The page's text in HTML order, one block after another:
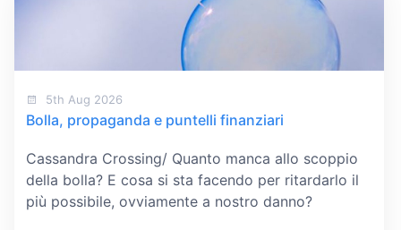
5th Aug 2026
Bolla, propaganda e puntelli finanziari
Cassandra Crossing/ Quanto manca allo scoppio
della bolla? E cosa si sta facendo per ritardarlo il
più possibile, ovviamente a nostro danno?